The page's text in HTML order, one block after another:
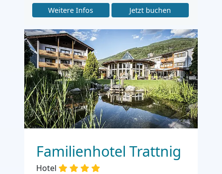
Weitere Infos
Jetzt buchen
Familienhotel Trattnig
Hotel